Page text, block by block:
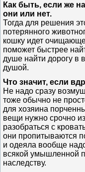
Как быть, если же
они или нет.
Тогда для решения
потерянного
кошку идет
поможет быстрее
душе найти дорогу в
душой.
Что значит, если
Не надо сразу
тоже обычно не
для хозяина
вещи нужно срочно
разобраться с
они пропитываются
и одеяла вообще
всякой умышленной
наследству.